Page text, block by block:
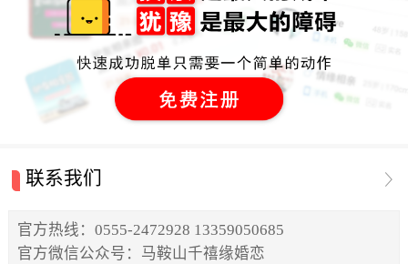
联系我们
官方热线：0555-2472928 13359050685
官方微信公众号：马鞍山千禧缘婚恋